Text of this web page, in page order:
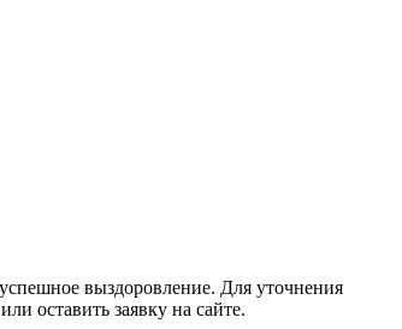
выздоровление. Для уточнения
оставить заявку на сайте.